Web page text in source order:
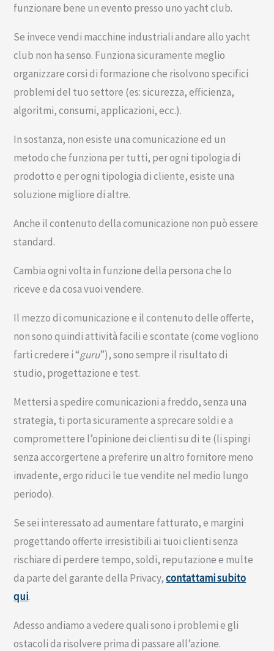
funzionare bene un evento presso uno yacht club.
Se invece vendi macchine industriali andare allo yacht
club non ha senso. Funziona sicuramente meglio
organizzare corsi di formazione che risolvono specifici
problemi del tuo settore (es: sicurezza, efficienza,
algoritmi, consumi, applicazioni, ecc.).
In sostanza, non esiste una comunicazione ed un
metodo che funziona per tutti, per ogni tipologia di
prodotto e per ogni tipologia di cliente, esiste una
soluzione migliore di altre.
Anche il contenuto della comunicazione non può essere
standard.
Cambia ogni volta in funzione della persona che lo
riceve e da cosa vuoi vendere.
Il mezzo di comunicazione e il contenuto delle offerte,
non sono quindi attività facili e scontate (come vogliono
farti credere i “guru”), sono sempre il risultato di
studio, progettazione e test.
Mettersi a spedire comunicazioni a freddo, senza una
strategia, ti porta sicuramente a sprecare soldi e a
compromettere l’opinione dei clienti su di te (li spingi
senza accorgertene a preferire un altro fornitore meno
invadente, ergo riduci le tue vendite nel medio lungo
periodo).
Se sei interessato ad aumentare fatturato, e margini
progettando offerte irresistibili ai tuoi clienti senza
rischiare di perdere tempo, soldi, reputazione e multe
da parte del garante della Privacy,contattami subito
qui.
Adesso andiamo a vedere quali sono i problemi e gli
ostacoli da risolvere prima di passare all’azione.